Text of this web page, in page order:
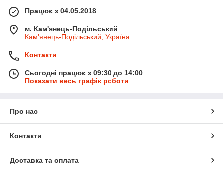
Працює з 04.05.2018
м. Кам'янець-Подільський
Кам'янець-Подільський, Україна
Контакти
Сьогодні працює з 09:30 до 14:00
Показати весь графік роботи
Про нас
Контакти
Доставка та оплата